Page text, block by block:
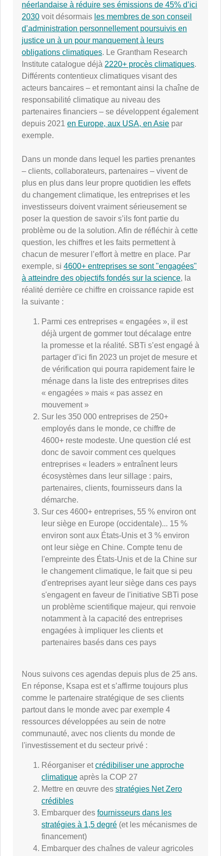
néerlandaise à réduire ses émissions de 45% d’ici
2030 voit désormais les membres de son conseil
d’administration personnellement poursuivis en
justice un à un pour manquement à leurs
obligations climatiques. Le Grantham Research
Institute catalogue déjà 2220+ procès climatiques.
Différents contentieux climatiques visant des
acteurs bancaires – et remontant ainsi la chaîne de
responsabilité climatique au niveau des
partenaires financiers – se développent également
depuis 2021 en Europe, aux USA, en Asie par
exemple.
Dans un monde dans lequel les parties prenantes
– clients, collaborateurs, partenaires – vivent de
plus en plus dans leur propre quotidien les effets
du changement climatique, les entreprises et les
investisseurs doivent vraiment sérieusement se
poser la question de savoir s’ils font partie du
problème ou de la solution. Afin de réfléchir à cette
question, les chiffres et les faits permettent à
chacun de mesurer l’effort à mettre en place. Par
exemple, si 4600+ entreprises se sont "engagées"
à atteindre des objectifs fondés sur la science, la
réalité derrière ce chiffre en croissance rapide est
la suivante :
Parmi ces entreprises « engagées », il est
déjà urgent de gommer tout décalage entre
la promesse et la réalité. SBTi s’est engagé à
partager d’ici fin 2023 un projet de mesure et
de vérification qui pourra rapidement faire le
ménage dans la liste des entreprises dites
« engagées » mais « pas assez en
mouvement »
Sur les 350 000 entreprises de 250+
employés dans le monde, ce chiffre de
4600+ reste modeste. Une question clé est
donc de savoir comment ces quelques
entreprises « leaders » entraînent leurs
écosystèmes dans leur sillage : pairs,
partenaires, clients, fournisseurs dans la
démarche.
Sur ces 4600+ entreprises, 55 % environ ont
leur siège en Europe (occidentale)... 15 %
environ sont aux États-Unis et 3 % environ
ont leur siège en Chine. Compte tenu de
l'empreinte des États-Unis et de la Chine sur
le changement climatique, le fait que si peu
d'entreprises ayant leur siège dans ces pays
s'engagent en faveur de l'initiative SBTi pose
un problème scientifique majeur, qui renvoie
notamment à la capacité des entreprises
engagées à impliquer les clients et
partenaires basés dans ces pays
Nous suivons ces agendas depuis plus de 25 ans.
En réponse, Ksapa est et s’affirme toujours plus
comme le partenaire stratégique de ses clients
partout dans le monde avec par exemple 4
ressources développées au sein de notre
communauté, avec nos clients du monde de
l'investissement et du secteur privé :
Réorganiser etcrédibiliser une approche
climatique après la COP 27
Mettre en œuvre des stratégies Net Zero
crédibles
Embarquer des fournisseurs dans les
stratégies à 1,5 degré (et les mécanismes de
financement)
Embarquer des chaînes de valeur agricoles